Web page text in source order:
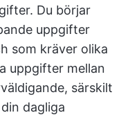
Du börjar
uppgifter
som kräver olika
uppgifter mellan
särskilt
dagliga